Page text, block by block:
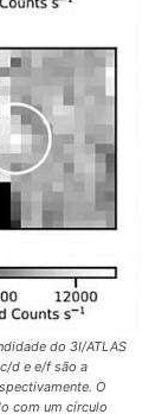
do 3I/ATLAS
d e e/f são a
O
com um círculo